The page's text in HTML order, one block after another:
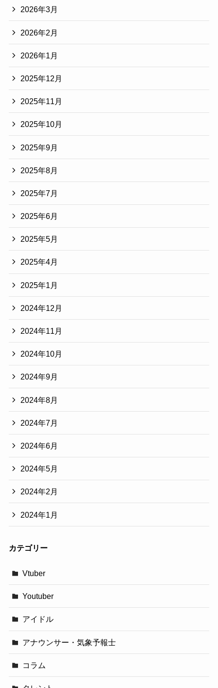
2026年3月
2026年2月
2026年1月
2025年12月
2025年11月
2025年10月
2025年9月
2025年8月
2025年7月
2025年6月
2025年5月
2025年4月
2025年1月
2024年12月
2024年11月
2024年10月
2024年9月
2024年8月
2024年7月
2024年6月
2024年5月
2024年2月
2024年1月
カテゴリー
Vtuber
Youtuber
アイドル
アナウンサー・気象予報士
コラム